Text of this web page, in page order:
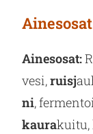
Ai­nes­osat:
vesi,ruisj
ni,
kaurakuitu,